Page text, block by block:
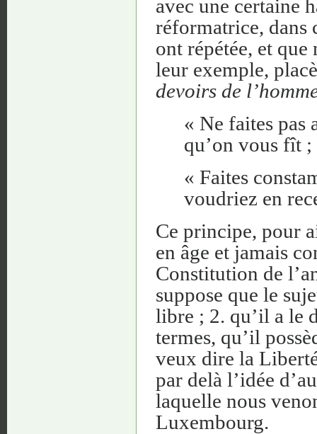
avec une certaine
réformatrice, dans
ont répétée, et
leur exemple,
devoirs de
« Ne faites pas
qu’on vous fît ;
« Faites
voudriez en
Ce principe, pour
en âge et jamais
Constitution de
suppose que le
libre ; 2. qu’il a le
termes, qu’il
veux dire la
par delà l’idée
laquelle nous
Luxembourg.